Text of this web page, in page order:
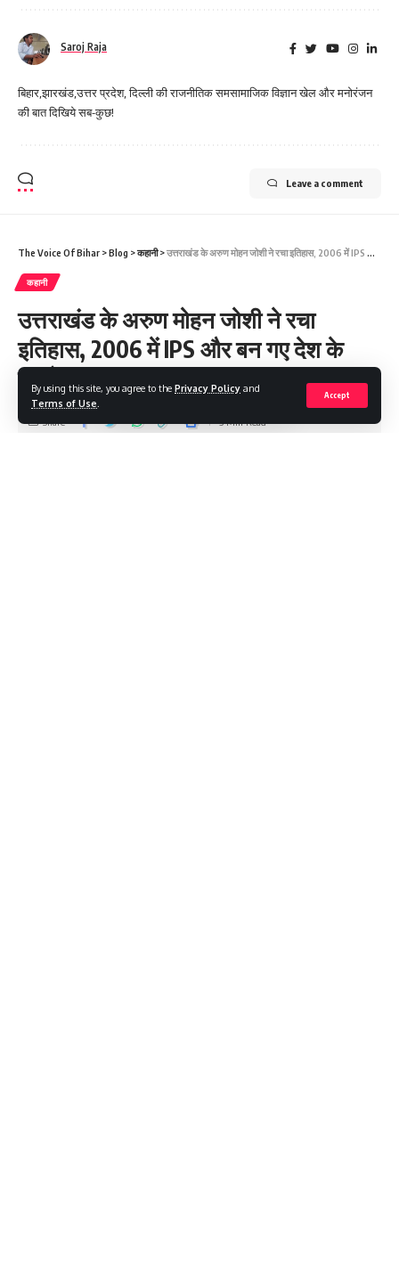
By using this site, you agree to the Privacy Policy and
Terms of Use
Accept
Saroj Raja
बिहार,झारखंड,उत्तर प्रदेश, दिल्ली की राजनीतिक समसामाजिक विज्ञान खेल और मनोरंजन
की बात दिखिये सब-कुछ!
Leave a comment
The Voice Of Bihar >Blog >कहानी>उत्तराखंड के अरुण मोहन जोशी ने रचा इतिहास, 2006 में IPS और बन गए देश के सबसे युवा IG
कहानी
उत्तराखंड के अरुण मोहन जोशी ने रचा
इतिहास, 2006 में IPS और बन गए देश के
सबसे युवा IG
Share 3 Min Read